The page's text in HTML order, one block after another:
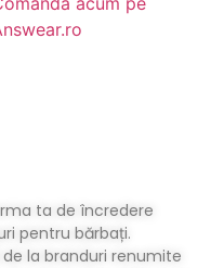
ta de încredere
pentru bărbați.
la branduri renumite